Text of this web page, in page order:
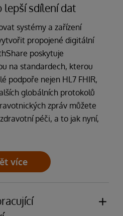
lepší sdílení dat
systémy a zařízení
propojené digitální
poskytuje
na standardech, kterou
podpoře nejen HL7 FHIR,
globálních protokolů
zpráv můžete
péči, a to jak nyní,
více